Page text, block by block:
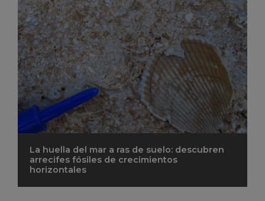
La huella del mar a ras de suelo: descubren
arrecifes fósiles de crecimientos
horizontales